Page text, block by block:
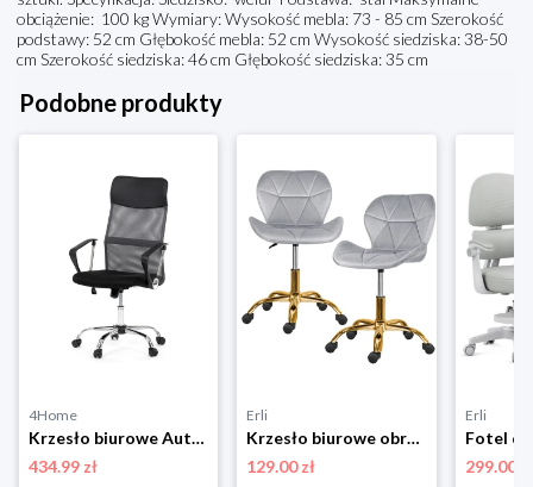
obciążenie: 100 kg Wymiary: Wysokość mebla: 73 - 85 cm Szerokość
podstawy: 52 cm Głębokość mebla: 52 cm Wysokość siedziska: 38-50
cm Szerokość siedziska: 46 cm Głębokość siedziska: 35 cm
Podobne produkty
4Home
Krzesło biurowe Autronic KA-E305 GREY
434.99 zł
Erli
Krzesło biurowe obrotowe szare złota noga dla dzieci
129.00 zł
Erli
299.00 zł